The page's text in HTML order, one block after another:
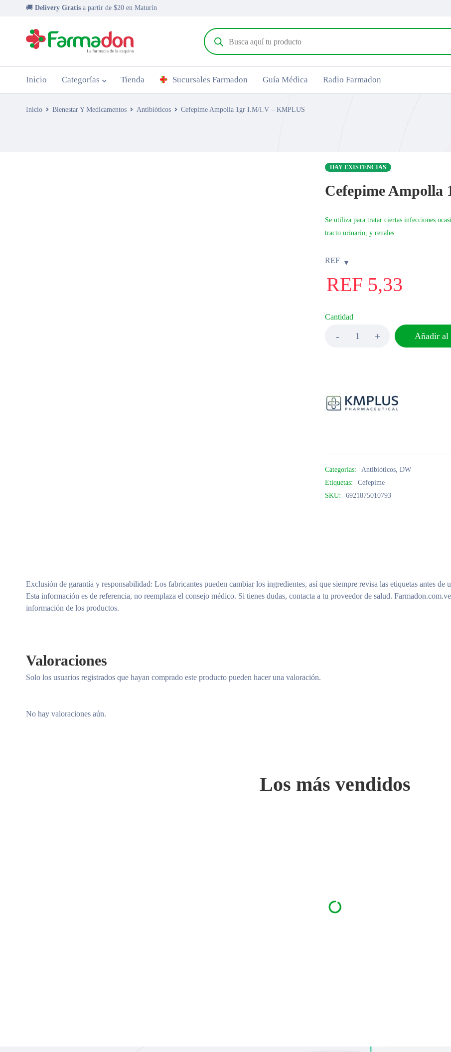
🚚 Delivery Gratis a partir de $20 en Maturín
Inicio Categorías Tienda Sucursales Farmadon Guía Médica Radio Farmadon
Inicio Bienestar Y Medicamentos Antibióticos Cefepime Ampolla 1gr I.M/I.V – KMPLUS
HAY EXISTENCIAS
Cefepime
Se utiliza para tratar ciertas infecciones
tracto urinario, y renales
REF
REF 5,33
Cantidad
Añadir al
Categorías: Antibióticos,DW
Etiquetas:
Cefepime
SKU:
6921875010793
Exclusión de garantía y responsabilidad: Los fabricantes pueden cambiar los ingredientes, así que siempre revisa las etiquetas antes
Esta información es de referencia, no reemplaza el consejo médico. Si tienes dudas, contacta a tu proveedor de salud.
información de los productos.
Valoraciones
No hay valoraciones aún.
Solo los usuarios registrados que hayan comprado este producto pueden hacer una valoración.
Los más vendidos